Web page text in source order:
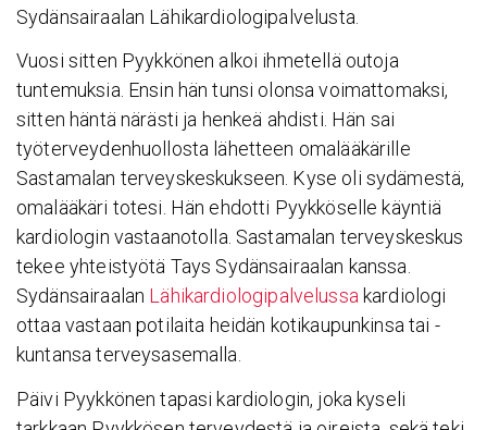
Sydänsairaalan Lähikardiologipalvelusta.
Vuosi sitten Pyykkönen alkoi ihmetellä outoja
tuntemuksia. Ensin hän tunsi olonsa voimattomaksi,
sitten häntä närästi ja henkeä ahdisti. Hän sai
työterveydenhuollosta lähetteen omalääkärille
Sastamalan terveyskeskukseen. Kyse oli sydämestä,
omalääkäri totesi. Hän ehdotti Pyykköselle käyntiä
kardiologin vastaanotolla. Sastamalan terveyskeskus
tekee yhteistyötä Tays Sydänsairaalan kanssa.
Sydänsairaalan Lähikardiologipalvelussakardiologi
ottaa vastaan potilaita heidän kotikaupunkinsa tai -
kuntansa terveysasemalla.
Päivi Pyykkönen tapasi kardiologin, joka kyseli